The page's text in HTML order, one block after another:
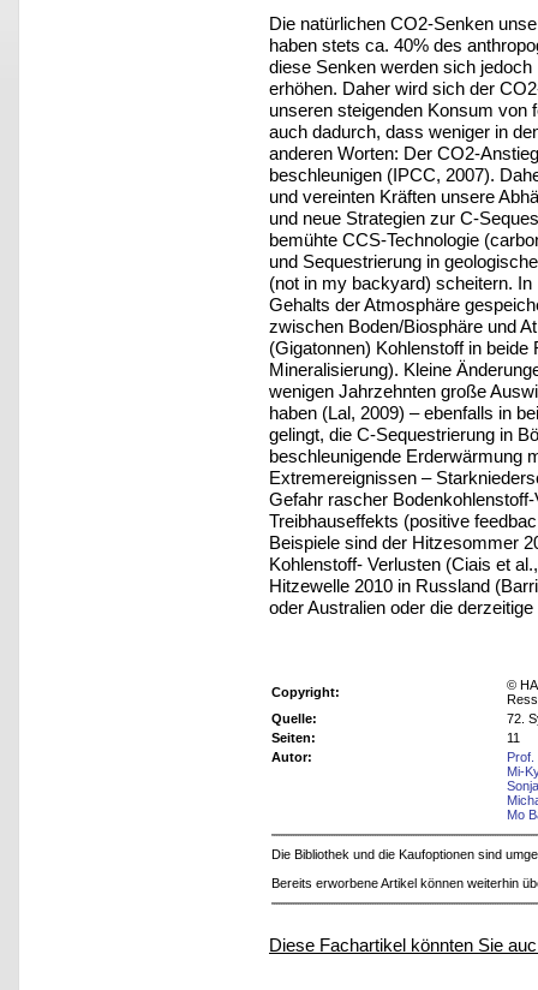
Die natürlichen CO2-Senken
haben stets ca. 40% des
diese Senken werden sich
erhöhen. Daher wird sich der
unseren steigenden Konsum von
auch dadurch, dass weniger in
anderen Worten: Der CO2-
beschleunigen (IPCC, 2007).
und vereinten Kräften unsere
und neue Strategien zur C-
bemühte CCS-Technologie
und Sequestrierung in
(not in my backyard) scheitern.
Gehalts der Atmosphäre
zwischen Boden/Biosphäre und
(Gigatonnen) Kohlenstoff in
Mineralisierung). Kleine
wenigen Jahrzehnten große
haben (Lal, 2009) – ebenfalls in
gelingt, die C-Sequestrierung in
beschleunigende Erderwärmung
Extremereignissen –
Gefahr rascher
Treibhauseffekts (positive
Beispiele sind der Hitzesommer
Kohlenstoff- Verlusten (Ciais et
Hitzewelle 2010 in Russland
oder Australien oder die
Copyright:
©
Quelle:
72.
Seiten:
11
Autor:
Mi-
Mo
Die Bibliothek und die Kaufoptionen sind
Bereits erworbene Artikel können weiterhin
Diese Fachartikel könnten Sie